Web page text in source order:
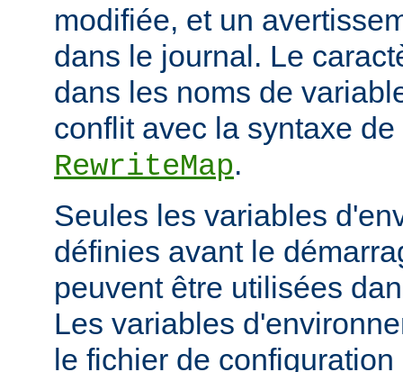
modifiée, et un
dans le journal. Le
dans les noms de
conflit avec la syntaxe
RewriteMap.
Seules les variables
définies avant le
peuvent être utilisées
Les variables
le fichier de